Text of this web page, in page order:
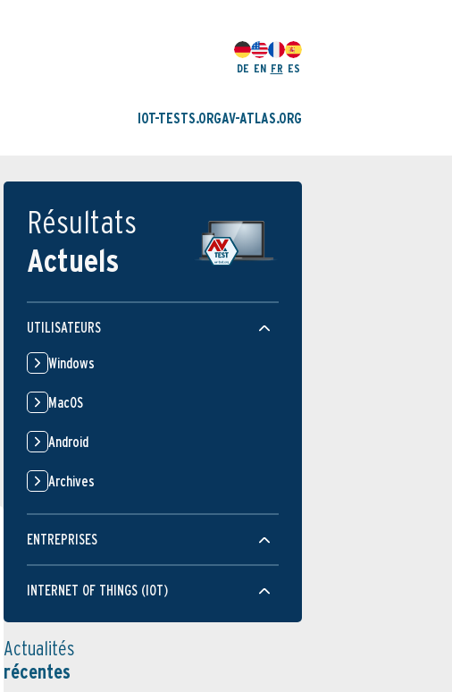
DE EN FR ES
IOT-TESTS.ORGAV-ATLAS.ORG
Résultats
Actuels
UTILISATEURS
Windows
MacOS
Android
Archives
ENTREPRISES
INTERNET OF THINGS (IOT)
Actualités
récentes